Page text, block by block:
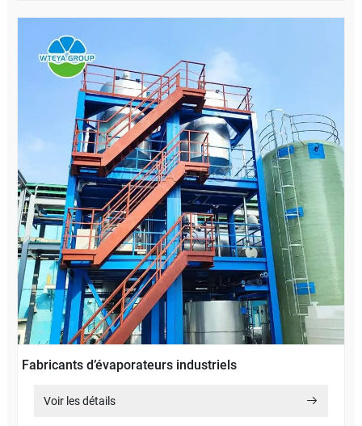
Fabricants d’évaporateurs industriels
Voir les détails